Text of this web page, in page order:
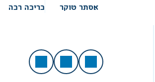
אסתר טוקר כריכה רכה